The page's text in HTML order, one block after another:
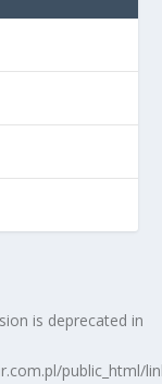
is deprecated in
public_html/